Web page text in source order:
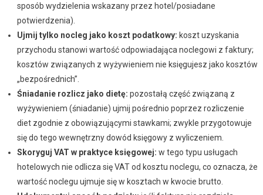
sposób wydzielenia wskazany przez hotel/posiadane
potwierdzenia).
Ujmij tylko nocleg jako koszt podatkowy: koszt uzyskania
przychodu stanowi wartość odpowiadająca noclegowi z faktury;
kosztów związanych z wyżywieniem nie księgujesz jako kosztów
„bezpośrednich”.
Śniadanie rozlicz jako dietę: pozostałą część związaną z
wyżywieniem (śniadanie) ujmij pośrednio poprzez rozliczenie
diet zgodnie z obowiązującymi stawkami; zwykle przygotowuje
się do tego wewnętrzny dowód księgowy z wyliczeniem.
Skoryguj VAT w praktyce księgowej: w tego typu usługach
hotelowych nie odlicza się VAT od kosztu noclegu, co oznacza, że
wartość noclegu ujmuje się w kosztach w kwocie brutto.